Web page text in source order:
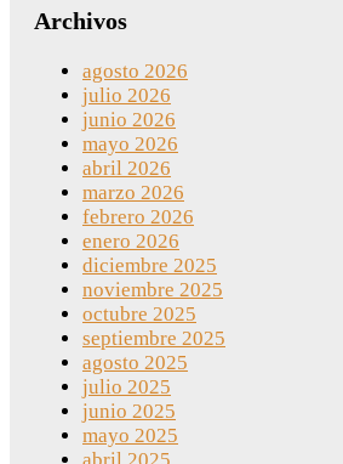
Archivos
agosto 2026
julio 2026
junio 2026
mayo 2026
abril 2026
marzo 2026
febrero 2026
enero 2026
diciembre 2025
noviembre 2025
octubre 2025
septiembre 2025
agosto 2025
julio 2025
junio 2025
mayo 2025